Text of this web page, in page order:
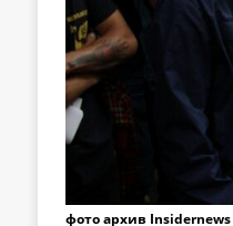
фото архив Insidernews